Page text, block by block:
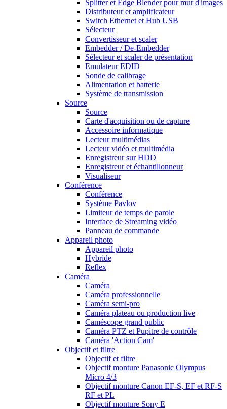
Splitter et Edge Blender pour mur d'images
Distributeur et amplificateur
Switch Ethernet et Hub USB
Sélecteur
Convertisseur et scaler
Embedder / De-Embedder
Sélecteur et scaler de présentation
Emulateur EDID
Sonde de calibrage
Alimentation et batterie
Système de transmission
Source
Source
Carte d'acquisition ou de capture
Accessoire informatique
Lecteur multimédias
Lecteur vidéo et multimédia
Enregistreur sur HDD
Enregistreur et échantillonneur
Visualiseur
Conférence
Conférence
Système Pavlov
Limiteur de temps de parole
Interface de Streaming vidéo
Panneau de commande
Appareil photo
Appareil photo
Hybride
Reflex
Caméra
Caméra
Caméra professionnelle
Caméra semi-pro
Caméra plateau ou production live
Caméscope grand public
Caméra PTZ et Pupitre de contrôle
Caméra 'Action Cam'
Objectif et filtre
Objectif et filtre
Objectif monture Panasonic Olympus
Micro 4/3
Objectif monture Canon EF-S, EF et RF-S
RF et PL
Objectif monture Sony E